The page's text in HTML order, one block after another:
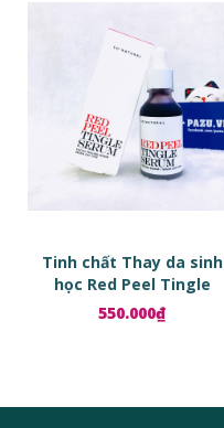
Tinh chất Thay da sinh
học Red Peel Tingle
Serum
550.000₫